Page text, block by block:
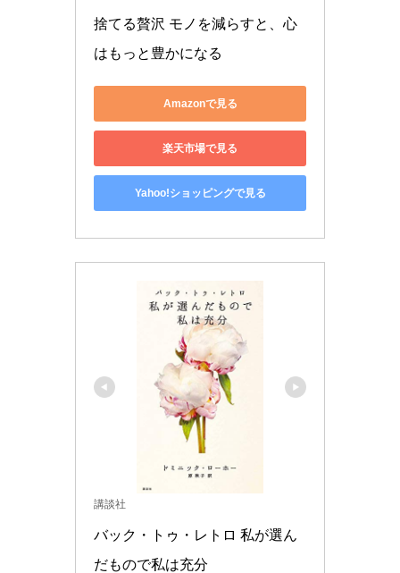
捨てる贅沢 モノを減らすと、心
はもっと豊かになる
Amazonで見る
楽天市場で見る
Yahoo!ショッピングで見る
講談社
バック・トゥ・レトロ 私が選ん
だもので私は充分